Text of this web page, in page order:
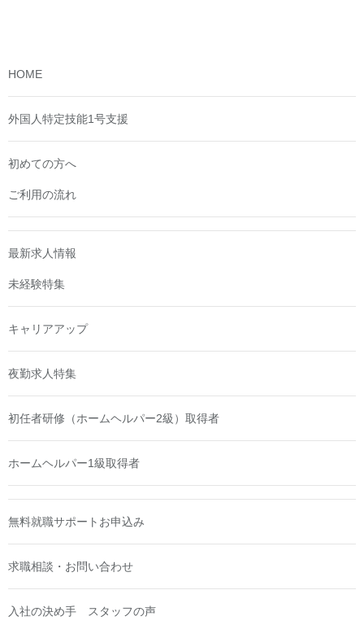
HOME
外国人特定技能1号支援
初めての方へ
ご利用の流れ
最新求人情報
未経験特集
キャリアアップ
夜勤求人特集
初任者研修（ホームヘルパー2級）取得者
ホームヘルパー1級取得者
無料就職サポートお申込み
求職相談・お問い合わせ
入社の決め手 スタッフの声